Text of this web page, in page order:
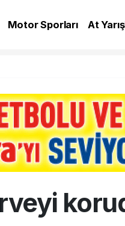
Motor Sporları At